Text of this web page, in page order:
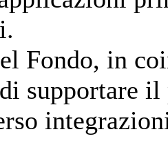
Fondo, in
supportare